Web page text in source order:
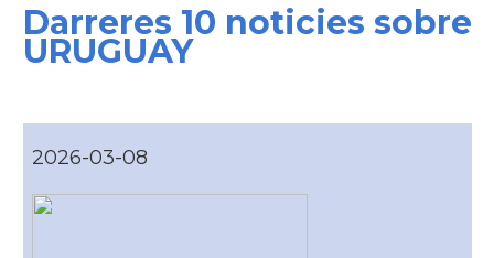
Darreres 10 noticies sobre
URUGUAY
2026-03-08